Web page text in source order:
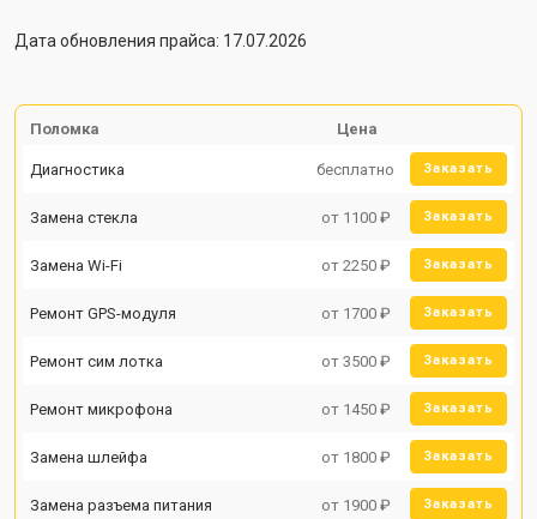
Дата обновления прайса: 17.07.2026
Поломка Цена
Диагностика бесплатно Заказать
Замена стекла от 1100 ₽ Заказать
Замена Wi-Fi от 2250 ₽ Заказать
Ремонт GPS-модуля от 1700 ₽ Заказать
Ремонт сим лотка от 3500 ₽ Заказать
Ремонт микрофона от 1450 ₽ Заказать
Замена шлейфа от 1800 ₽ Заказать
Замена разъема питания от 1900 ₽ Заказать